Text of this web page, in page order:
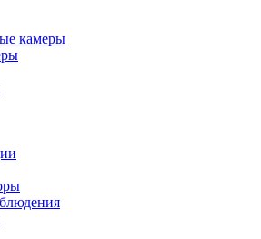
камеры